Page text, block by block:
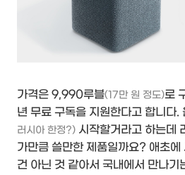
가격은 9,990루블(17만 원 정도)로
년 무료 구독을 지원한다고 합니다.
러시아 한정?) 시작할거라고 하는데
가만큼 쓸만한 제품일까요? 애초
건 아닌 것 같아서 국내에서 만나기